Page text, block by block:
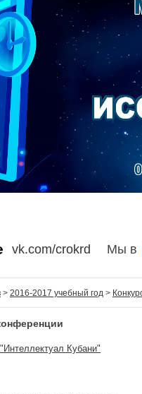
vk.com/crokrd Мы в
> 2016-2017 учебный год >
Кубани"